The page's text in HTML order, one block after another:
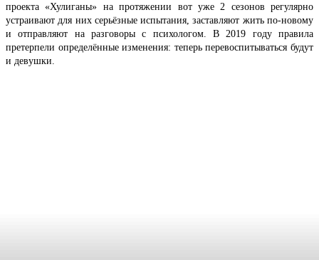
проекта «Хулиганы» на протяжении вот уже 2 сезонов регулярно
устраивают для них серьёзные испытания, заставляют жить по-новому
и отправляют на разговоры с психологом. В 2019 году правила
претерпели определённые изменения: теперь перевоспитываться будут
и девушки.